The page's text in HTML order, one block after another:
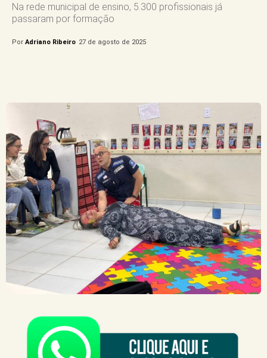
Na rede municipal de ensino, 5.300 profissionais já
passaram por formação
Por Adriano Ribeiro 27 de agosto de 2025